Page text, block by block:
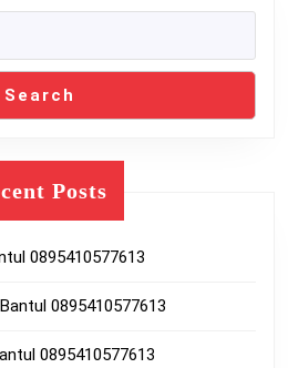
Search
Posts
0895410577613
0895410577613
0895410577613